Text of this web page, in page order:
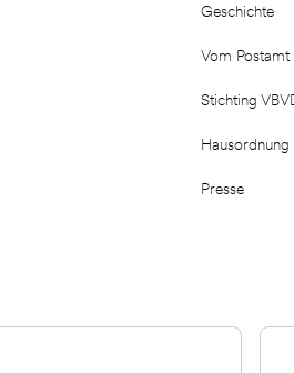
Geschichte
Vom
Stichting
Hausordnung
Presse